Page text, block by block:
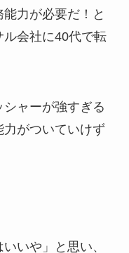
力が必要だ！と
会社に40代で転
ャーが強すぎる
がついていけず
いや」と思い、